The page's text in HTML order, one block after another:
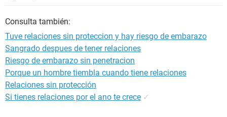
Consulta también:
Tuve relaciones sin proteccion y hay riesgo de embarazo
Sangrado despues de tener relaciones
Riesgo de embarazo sin penetracion
Porque un hombre tiembla cuando tiene relaciones
Relaciones sin protección
Si tienes relaciones por el ano te crece ✓